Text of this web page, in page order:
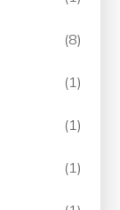
(8)
(1)
(1)
(1)